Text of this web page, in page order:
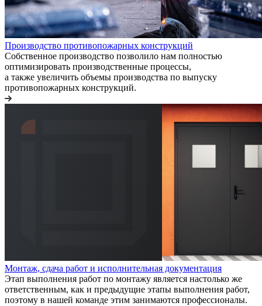
Производство противопожарных конструкций
Собственное производство позволило нам полностью
оптимизировать производственные процессы,
а также увеличить объемы производства по выпуску
противопожарных конструкций.
Монтаж, сдача работ и исполнительная документация
Этап выполнения работ по монтажу является настолько же
ответственным, как и предыдущие этапы выполнения работ,
поэтому в нашей команде этим занимаются профессионалы.